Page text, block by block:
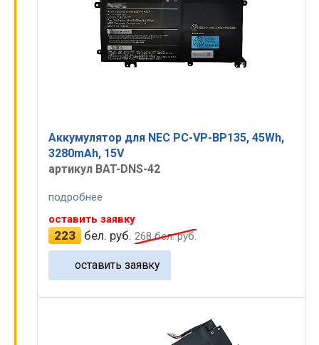
Аккумулятор для NEC PC-VP-BP135, 45Wh,
3280mAh, 15V
артикул BAT-DNS-42
подробнее
оставить заявку
223 бел. руб. 268бел. руб.
оставить заявку